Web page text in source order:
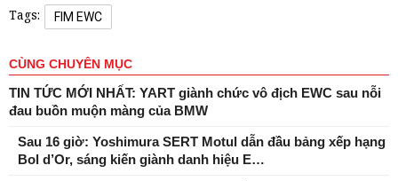
Tags: FIM EWC
CÙNG CHUYÊN MỤC
TIN TỨC MỚI NHẤT: YART giành chức vô địch EWC sau nỗi
đau buồn muộn màng của BMW
Sau 16 giờ: Yoshimura SERT Motul dẫn đầu bảng xếp hạng
Bol d’Or, sáng kiến ​​giành danh hiệu E…